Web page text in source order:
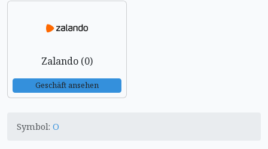
Zalando (0)
Geschäft ansehen
Symbol: O